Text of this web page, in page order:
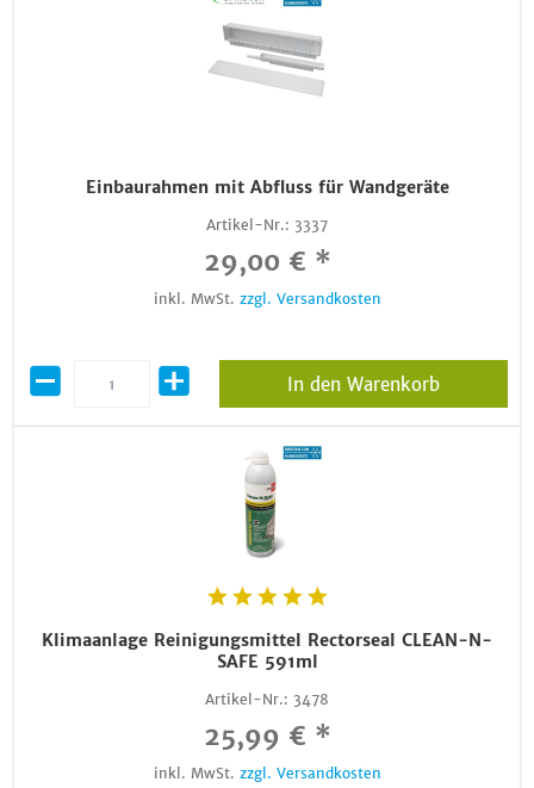
Einbaurahmen mit Abfluss für Wandgeräte
Artikel-Nr.: 3337
29,00 € *
inkl. MwSt. zzgl. Versandkosten
In den Warenkorb
Klimaanlage Reinigungsmittel Rectorseal CLEAN-N-
SAFE 591ml
Artikel-Nr.: 3478
25,99 € *
inkl. MwSt. zzgl. Versandkosten